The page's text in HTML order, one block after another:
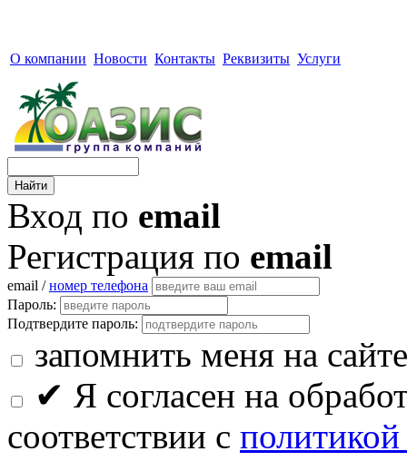
О компании Новости Контакты Реквизиты Услуги
Вход по email
Регистрация по email
email /номер телефона
Пароль:
Подтвердите пароль:
запомнить меня на сайте
✔ Я согласен на
соответствии с